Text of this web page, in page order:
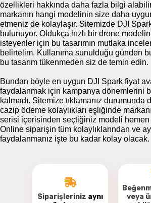
özellikleri hakkında daha fazla bilgi
markanın hangi modelinin size daha
etmeniz de kolaylaşır. Sitemizde DJI
bulunuyor. Oldukça hızlı bir drone
isteyenler için bu tasarımın mutlaka
belirtelim. Kullanıma sunulduğu günden
bu tasarım tükenmeden siz de temin edin.
Bundan böyle en uygun DJI Spark fiyat
faydalanmak için kampanya dönemlerini
kalmadı. Sitemize tıklamanız durumunda
cazip ödeme kolaylıkları eşliğinde
serisi içerisinden seçtiğiniz modeli hemen
Online siparişin tüm kolaylıklarından ve
faydalanmanız işte bu kadar kolay olacak.
Siparişleriniz aynı
veya